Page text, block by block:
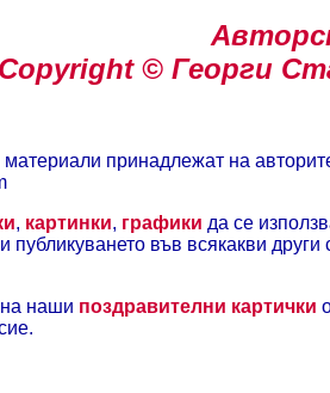
Copyright © Георги
материали принадлежат на
, картинки, графики да се
публикуването във всякакви
на наши поздравителни картички